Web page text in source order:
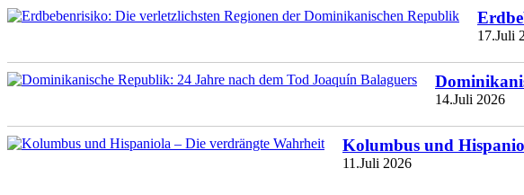
17.Juli
14.Juli 2026
Kolumbus und
11.Juli 2026